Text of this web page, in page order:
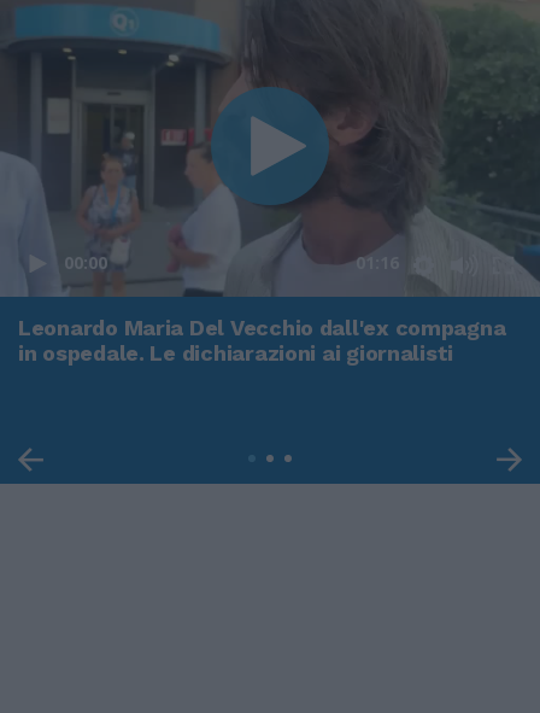
00:00 01:16
Leonardo Maria Del Vecchio dall'ex compagna
in ospedale. Le dichiarazioni ai giornalisti